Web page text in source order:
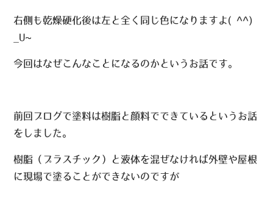
右側も乾燥硬化後は左と全く同じ色になりますよ( ^^)
_U~~
今回はなぜこんなことになるのかというお話です。
前回ブログで塗料は樹脂と顔料でできているというお話
をしました。
樹脂（プラスチック）と液体を混ぜなければ外壁や屋根
に現場で塗ることができないのですが